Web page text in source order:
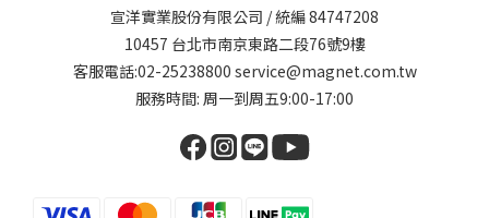
宣洋實業股份有限公司 / 統編 84747208
10457 台北市南京東路二段76號9樓
客服電話:02-25238800 service@magnet.com.tw
服務時間: 周一到周五9:00-17:00